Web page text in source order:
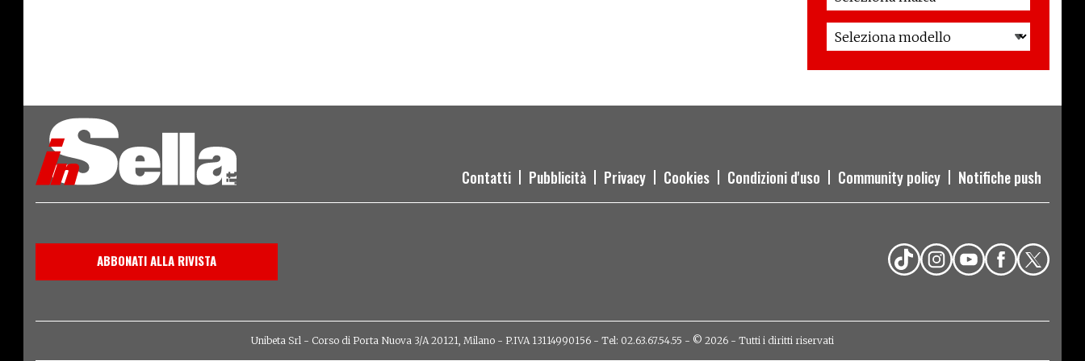
Contatti Pubblicità Privacy Cookies Condizioni d'uso Community policy Notifiche push
ABBONATI ALLA RIVISTA
Unibeta Srl - Corso di Porta Nuova 3/A 20121, Milano - P.IVA 13114990156 - Tel: 02.63.67.54.55 - © 2026 - Tutti i diritti riservati